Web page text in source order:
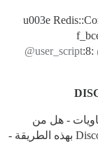
\u003e
@user_script:8:
- هل من
الممكن الحصول على نسخة احتياطية من Discourse بهذه الطريقة -